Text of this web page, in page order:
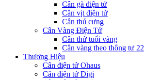
Cân gà điện tử
Cân vịt điện tử
Cân thú cưng
Cân Vàng Điện Tử
Cân thử tuổi vàng
Cân vàng theo thông tư 22
Thương Hiệu
Cân điện tử Ohaus
Cân điện tử Digi